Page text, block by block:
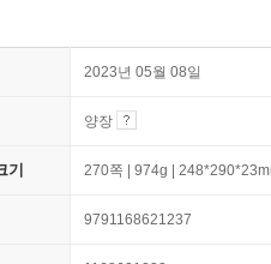
2023년 05월 08일
양장
기 270쪽 | 974g |
9791168621237